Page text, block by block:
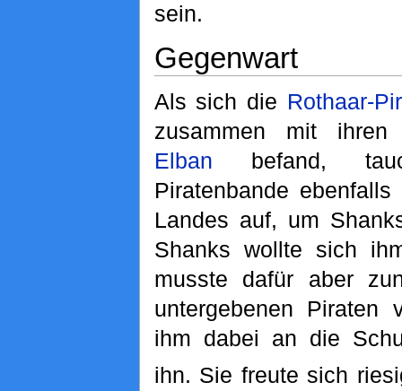
sein.
Gegenwart
Als sich die Rothaar-
zusammen mit ihren
Elban befand,
Piratenbande
Landes auf, um
Shanks wollte sich
musste dafür aber
untergebenen Piraten
ihm dabei an die
ihn. Sie freute sich